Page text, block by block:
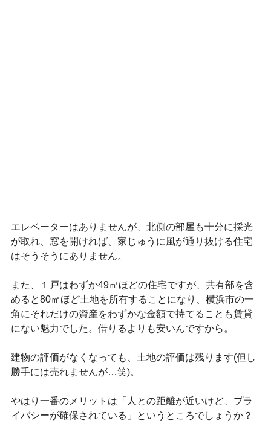
エレベーターはありませんが、北側の部屋も十分に採光
が取れ、窓を開ければ、家じゅうに風が通り抜ける住宅
はそうそうにありません。
また、１戸はわずか49㎡ほどの住宅ですが、共有部を含
めると80㎡ほど土地を所有することになり、横浜市の一
角にそれだけの資産をわずかな金額で持てることも賃貸
にない魅力でした。借りるよりも安いんですから。
建物の評価がなくなっても、土地の評価は残ります(但し
勝手には売れませんが…笑)。
やはり一番のメリットは「人との距離が近いけど、プラ
イバシーが確保されている」というところでしょうか？